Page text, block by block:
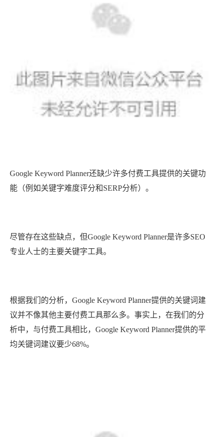
Google Keyword Planner还缺少许多付费工具提供的关键功
能（例如关键字难度评分和SERP分析）。
尽管存在这些缺点，但Google Keyword Planner是许多SEO
专业人士的主要关键字工具。
根据我们的分析，Google Keyword Planner提供的关键词建
议并不像其他主要付费工具那么多。事实上，在我们的分
析中，与付费工具相比，Google Keyword Planner提供的平
均关键词建议要少68%。